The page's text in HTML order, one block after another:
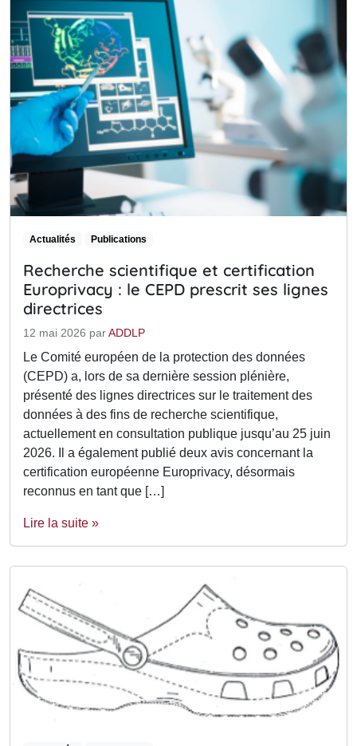
Actualités Publications
Recherche scientifique et certification
Europrivacy : le CEPD prescrit ses lignes
directrices
12 mai 2026 parADDLP
Le Comité européen de la protection des données
(CEPD) a, lors de sa dernière session plénière,
présenté des lignes directrices sur le traitement des
données à des fins de recherche scientifique,
actuellement en consultation publique jusqu’au 25 juin
2026. Il a également publié deux avis concernant la
certification européenne Europrivacy, désormais
reconnus en tant que […]
Lire la suite »